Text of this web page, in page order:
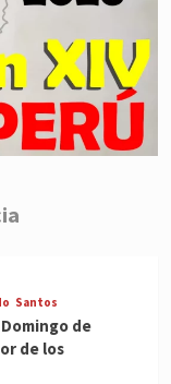
Santos
de
de los